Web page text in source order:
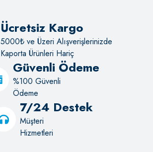
Ücretsiz Kargo
5000₺ ve Üzeri Alışverişlerinizde
Kaporta Ürünleri Hariç
Güvenli Ödeme
%100 Güvenli
Ödeme
7/24 Destek
Müşteri
Hizmetleri